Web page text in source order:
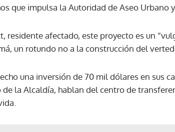
que impulsa la Autoridad de Aseo Urbano
residente afectado, este proyecto es un
un rotundo no a la construcción del
una inversión de 70 mil dólares en sus
la Alcaldía, hablan del centro de